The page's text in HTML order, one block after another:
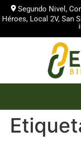
Segundo Nivel,
Héroes, Local 2V,